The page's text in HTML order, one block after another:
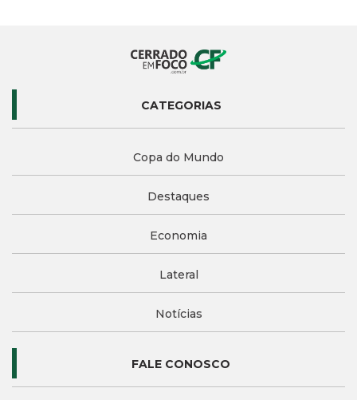
CATEGORIAS
Copa do Mundo
Destaques
Economia
Lateral
Notícias
FALE CONOSCO